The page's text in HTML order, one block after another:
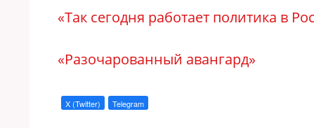
«Так сегодня работает политика в
«Разочарованный авангард»
X (Twitter) Telegram